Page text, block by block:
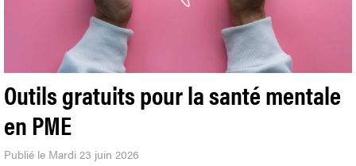
Outils gratuits pour la santé mentale
en PME
Publié le Mardi 23 juin 2026